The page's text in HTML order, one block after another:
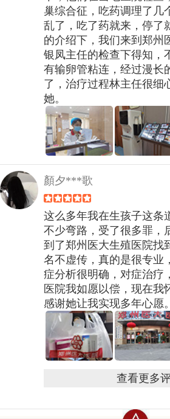
巢综合征，吃药调理了几
乱了，吃了药就来，停了
的介绍下，我们来到郑州
银凤主任的检查下得知，
有输卵管粘连，经过漫长
了，治疗过程林主任很细
她。
顏夕***歌
这么多年我在生孩子这条
不少弯路，受了很多罪，
到了郑州医大生殖医院找
名不虚传，真的是很专业
症分析很明确，对症治疗
医院我如愿以偿，现在我
感谢她让我实现多年心愿。
查看更多